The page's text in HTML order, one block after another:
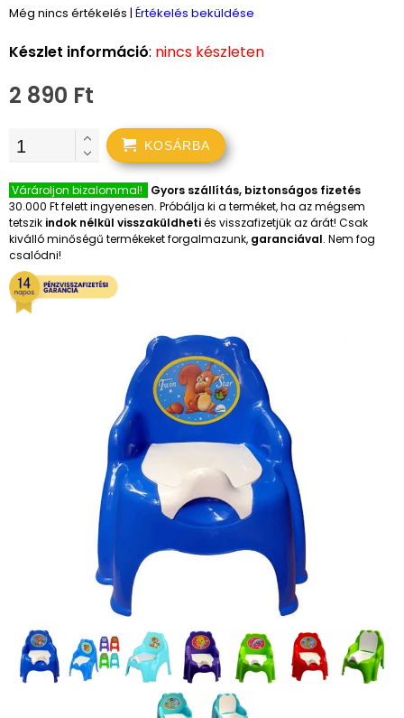
Még nincs értékelés | Értékelés beküldése
Készlet információ: nincs készleten
2 890 Ft
KOSÁRBA
Várároljon bizalommal!
Gyors szállítás, biztonságos fizetés
30.000 Ft felett ingyenesen. Próbálja ki a terméket, ha az mégsem
tetszik indok nélkül visszaküldhetiés visszafizetjük az árát! Csak
kiválló minőségű termékeket forgalmazunk, garanciával. Nem fog
csalódni!